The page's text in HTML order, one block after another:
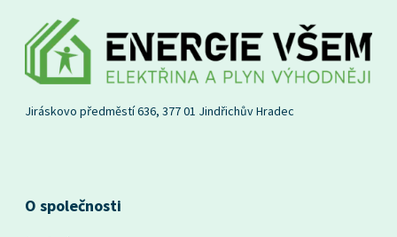
Jiráskovo předměstí 636, 377 01 Jindřichův Hradec
O společnosti